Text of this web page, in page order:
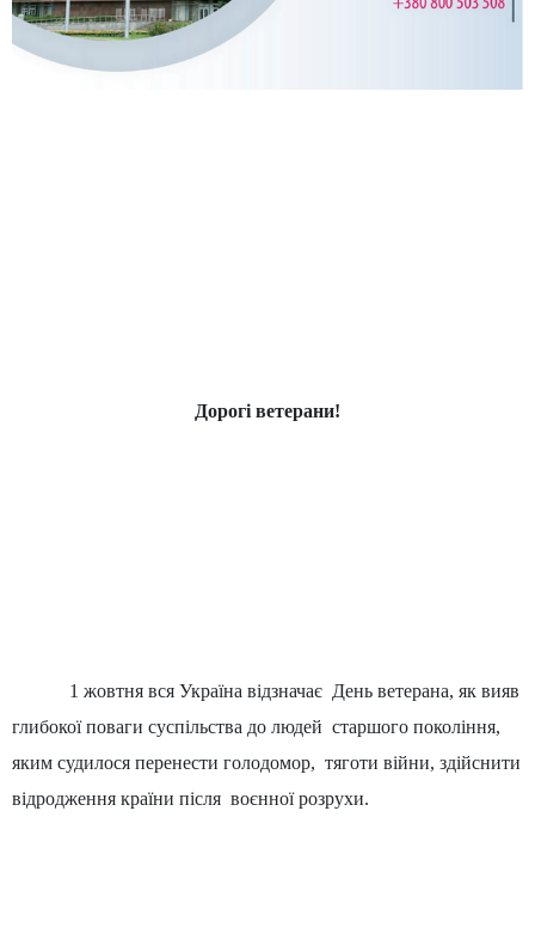
Дорогі ветерани!
1 жовтня вся Україна відзначає День ветерана, як вияв
глибокої поваги суспільства до людей старшого покоління,
яким судилося перенести голодомор, тяготи війни, здійснити
відродження країни після воєнної розрухи.